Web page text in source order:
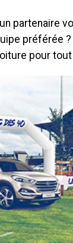
partenaire
préférée
pour